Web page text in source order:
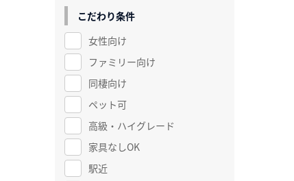
こだわり条件
女性向け
ファミリー向け
同棲向け
ペット可
高級・ハイグレード
家具なしOK
駅近